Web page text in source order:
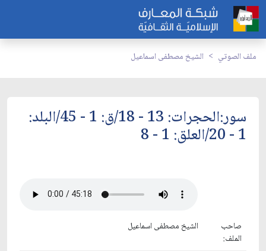
ملف الصوتي الشيخ مصطفى اسماعيل
سور:الحجرات: 13 - 18/ق: 1 - 45/البلد:
1 - 20/العلق: 1 - 8
صاحب
الملف:
الشيخ مصطفى اسماعيل